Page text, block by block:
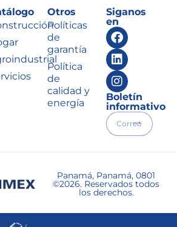
Otros
Políticas
de
garantía
Política
de
calidad y
energía
Siganos
en
Boletín
informativo
Panamá, Panamá, 0801
©2026. Reservados todos
los derechos.